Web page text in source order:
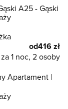
A25 - Gąski
od416 zł
za 1 noc, 2 osoby
Apartament |